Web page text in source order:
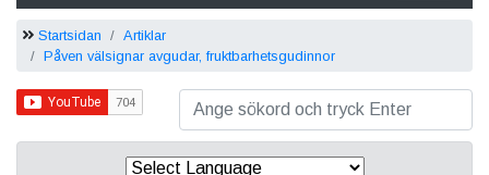
Startsidan
Artiklar
Påven välsignar avgudar, fruktbarhetsgudinnor